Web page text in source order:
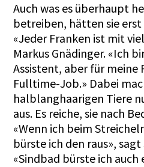
Auch was es überhaupt
betreiben, hätten sie erst
«Jeder Franken ist mit
Markus Gnädinger. «Ich
Assistent, aber für meine
Fulltime-Job.» Dabei
halblanghaarigen Tiere
aus. Es reiche, sie nach
«Wenn ich beim
bürste ich den raus»,
«Sindbad bürste ich